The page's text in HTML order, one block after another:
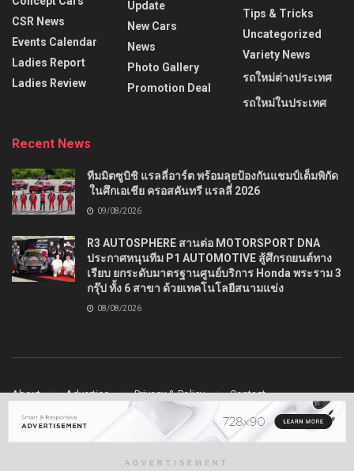
CSR News
Events Calendar
Ladies Report
Ladies Review
Update
New Cars
News
Photo Gallery
Promotion Deal
Tips & Tricks
Uncategorized
Variety News
รถใหม่ต่างประเทศ
รถใหม่ในประเทศ
Recent News
ทีมมิตซูบิชิ แรลลี่อาร์ต พร้อมลุยป้องกันแชมป์เต็มพิกัด
ในศึกเอเชีย ครอสคันทรี แรลลี่ 2026
09/08/2026
R3 AUTOSPHERE สานต่อ MOTORSPORT DNA
ประกาศหนุนทีม P1 AUTOMOTIVE สู้ศึกรถยนต์ทาง
เรียบ ยกระดับมาตรฐานศูนย์บริการ Honda พระราม 3
กรุ๊ป ทั้ง 6 สาขา ด้วยเทคโนโลยีสนามแข่ง
08/08/2026
About Advertise Privacy & Policy Contact
© 2022Ladydrive
- Premium WordPress news & magazine theme by
Jegtheme.
ADVERTISEMENT